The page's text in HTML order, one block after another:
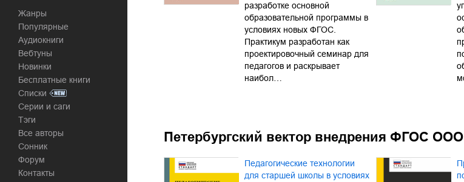
Жанры
Популярные
Аудиокниги
Вебтуны
Новинки
Бесплатные книги
Списки
Серии и саги
Тэги
Все авторы
Сонник
Форум
Контакты
разработке основной
образовательной программы в
условиях новых ФГОС.
Практикум разработан как
проектировочный семинар для
педагогов и раскрывает
наибол…
Петербургский вектор внедрения ФГОС ООО
Педагогические технологии
для старшей школы в условиях